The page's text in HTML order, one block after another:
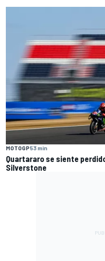
MOTOGP53 min
Quartararo se siente
Silverstone